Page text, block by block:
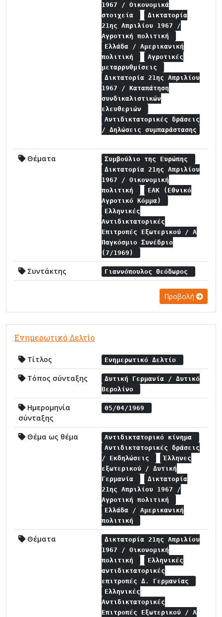
1967 / Οικονομικά
στοιχεία
Δικτατορία
21ης Απριλίου 1967 /
Αγροτική πολιτική
Ελλάδα / Αμερικανική
πολιτική
Αγροτικές
μεταρρυθμίσεις
Δικτατορία 21ης Απριλίου
1967 / Καταπάτηση
συνδικαλιστικών
ελευθεριών
Αντιδικτατορικές δράσεις
/ Δηλώσεις συμπαράστασης
Θέματα
Συμβούλιο της Ευρώπης
Δικτατορία 21ης Απριλίου
1967 / Οικονομική
πολιτική
ΕΑΚ (Εθνικό
Αγροτικό Κόμμα)
Ελληνικές
Αντιδικτατορικές
Επιτροπές Εξωτερικού / Α
Παγκόσμιο Συνέδριο
(7/1969)
Συντάκτης Γιαννόπουλος Θεόδωρος
Προβολή
Ενημερωτικό Δελτίο
Τίτλος Ενημερωτικό Δελτίο
Τόπος σύνταξης
Δυτική Γερμανία / Δυτικό
Βερολίνο
Ημερομηνία
σύνταξης
05/04/1969
Θέμα ως θέμα
Αντιδικτατορικό κίνημα
Αντιδικτατορικές δράσεις
/ Εκδηλώσεις
Έλληνες
εξωτερικού / Δυτική
Γερμανία
Δικτατορία
21ης Απριλίου 1967 /
Αγροτική πολιτική
Ελλάδα / Αμερικανική
πολιτική
Θέματα
Δικτατορία 21ης Απριλίου
1967 / Οικονομική
πολιτική
Ελληνικές
αντιδικτατορικές
επιτροπές Δ. Γερμανίας
Ελληνικές
Αντιδικτατορικές
Επιτροπές Εξωτερικού / Α